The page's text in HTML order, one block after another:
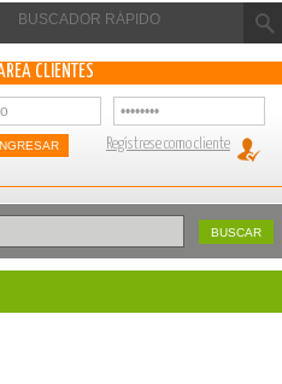
CLIENTES
Regístrese como cliente